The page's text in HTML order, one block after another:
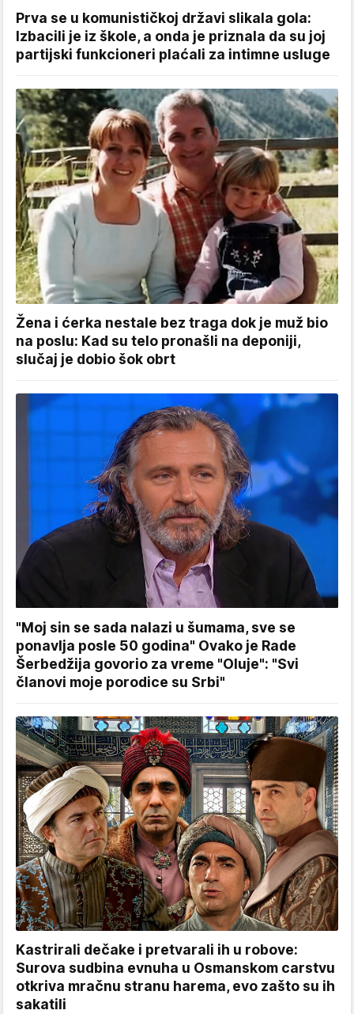
Prva se u komunističkoj državi slikala gola:
Izbacili je iz škole, a onda je priznala da su joj
partijski funkcioneri plaćali za intimne usluge
Žena i ćerka nestale bez traga dok je muž bio
na poslu: Kad su telo pronašli na deponiji,
slučaj je dobio šok obrt
"Moj sin se sada nalazi u šumama, sve se
ponavlja posle 50 godina" Ovako je Rade
Šerbedžija govorio za vreme "Oluje": "Svi
članovi moje porodice su Srbi"
Kastrirali dečake i pretvarali ih u robove:
Surova sudbina evnuha u Osmanskom carstvu
otkriva mračnu stranu harema, evo zašto su ih
sakatili